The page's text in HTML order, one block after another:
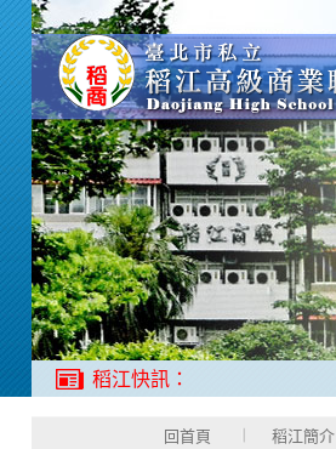
稻江快訊：
回首頁 稻江簡介